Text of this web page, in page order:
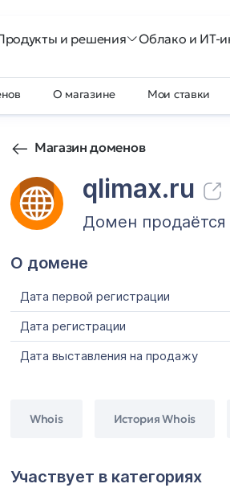
и решения Облако и ИТ-
О магазине Мои ставки
Магазин доменов
qlimax.ru
Домен продаётся
О домене
Дата первой регистрации
Дата регистрации
Дата выставления на продажу
Whois История Whois
Участвует в категориях